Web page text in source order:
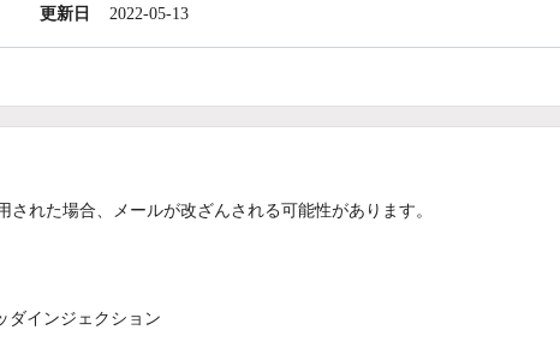
更新日
2022-05-13
された場合、メールが改ざんされる可能性があります。
ダインジェクション